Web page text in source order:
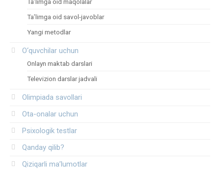
Ta’limga oid maqolalar
Ta’limga oid savol-javoblar
Yangi metodlar
O‘quvchilar uchun
Onlayn maktab darslari
Televizion darslar jadvali
Olimpiada savollari
Ota-onalar uchun
Psixologik testlar
Qanday qilib?
Qiziqarli ma’lumotlar